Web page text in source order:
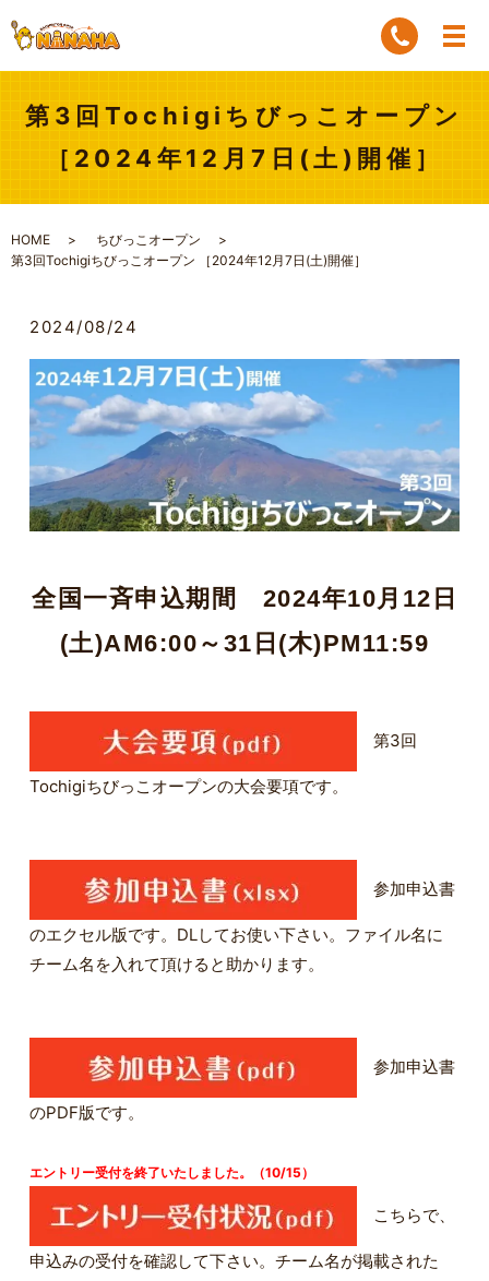
第3回Tochigiちびっこオープン
［2024年12月7日(土)開催］
HOME
ちびっこオープン
第3回Tochigiちびっこオープン ［2024年12月7日(土)開催］
2024/08/24
全国一斉申込期間 2024年10月12日
(土)AM6:00～31日(木)PM11:59
第3回
Tochigiちびっこオープンの大会要項です。
参加申込書
のエクセル版です。DLしてお使い下さい。ファイル名に
チーム名を入れて頂けると助かります。
参加申込書
のPDF版です。
エントリー受付を終了いたしました。（10/15）
こちらで、
申込みの受付を確認して下さい。チーム名が掲載された